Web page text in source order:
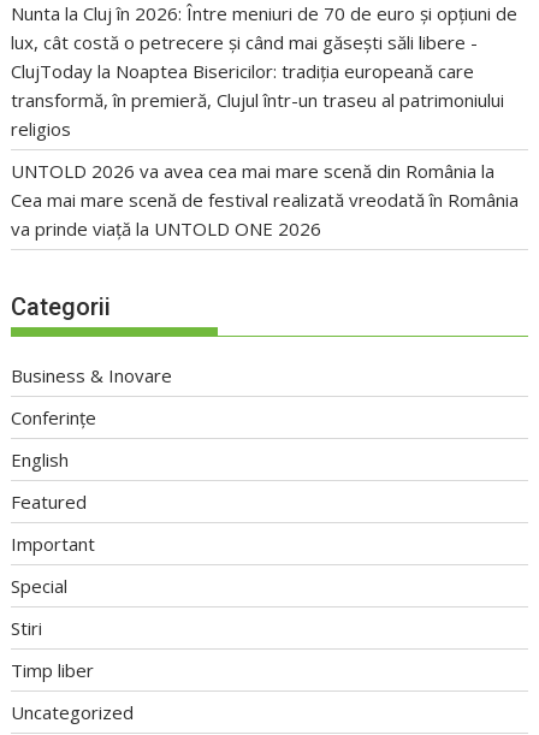
Nunta la Cluj în 2026: Între meniuri de 70 de euro și opțiuni de
lux, cât costă o petrecere și când mai găsești săli libere -
ClujToday la Noaptea Bisericilor: tradiția europeană care
transformă, în premieră, Clujul într-un traseu al patrimoniului
religios
UNTOLD 2026 va avea cea mai mare scenă din România la
Cea mai mare scenă de festival realizată vreodată în România
va prinde viață la UNTOLD ONE 2026
Categorii
Business & Inovare
Conferințe
English
Featured
Important
Special
Stiri
Timp liber
Uncategorized